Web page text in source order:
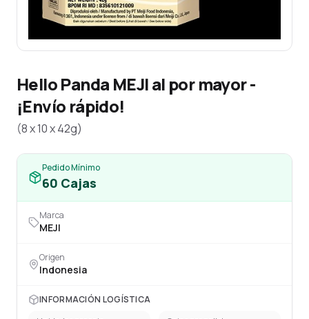
Hello Panda MEJI al por mayor -
¡Envío rápido!
(8 x 10 x 42g)
Pedido Mínimo
60 Cajas
Marca
MEJI
Origen
Indonesia
INFORMACIÓN LOGÍSTICA